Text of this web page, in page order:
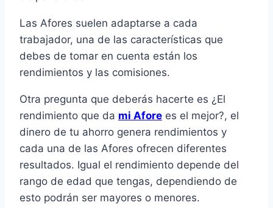
Las Afores suelen adaptarse a cada
trabajador, una de las características que
debes de tomar en cuenta están los
rendimientos y las comisiones.
Otra pregunta que deberás hacerte es ¿El
rendimiento que da mi Afore es el mejor?, el
dinero de tu ahorro genera rendimientos y
cada una de las Afores ofrecen diferentes
resultados. Igual el rendimiento depende del
rango de edad que tengas, dependiendo de
esto podrán ser mayores o menores.